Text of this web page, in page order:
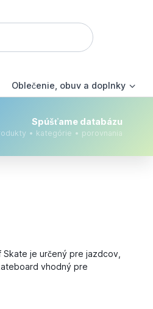
Oblečenie, obuv a doplnky
Spúšťame databázu
• kategórie • porovnania
Skate je určený pre jazdcov,
vhodný pre